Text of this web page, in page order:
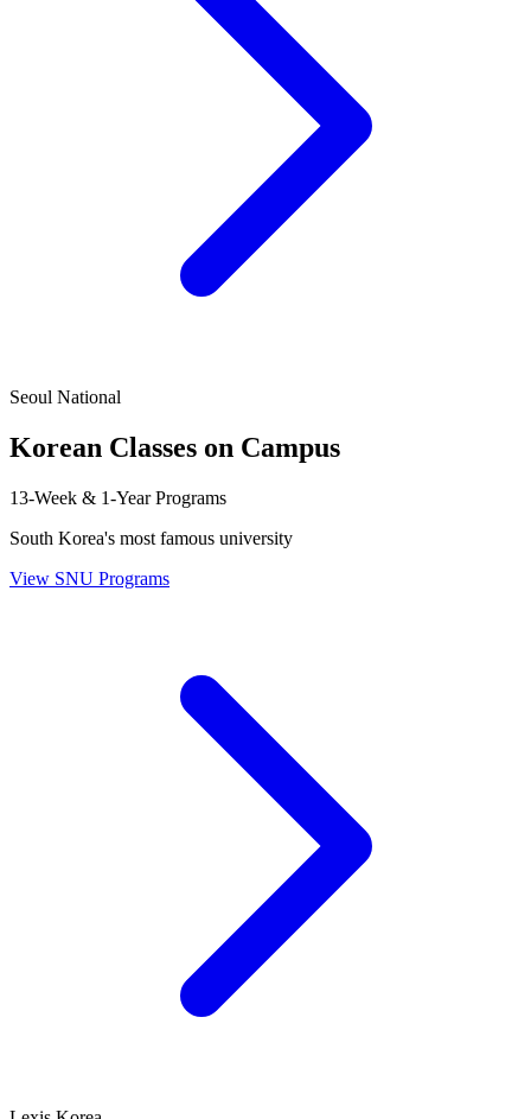
Seoul National
Korean Classes on Campus
13-Week & 1-Year Programs
South Korea's most famous university
View SNU Programs